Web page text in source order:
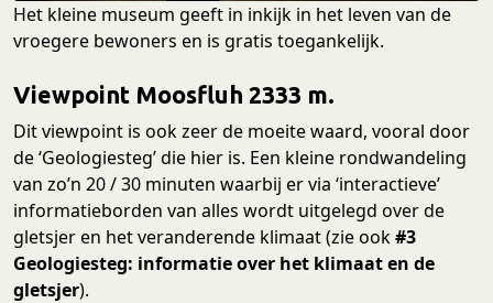
Het kleine museum geeft in inkijk in het leven van de
vroegere bewoners en is gratis toegankelijk.
Viewpoint Moosfluh 2333 m.
Dit viewpoint is ook zeer de moeite waard, vooral door
de ‘Geologiesteg’ die hier is. Een kleine rondwandeling
van zo’n 20 / 30 minuten waarbij er via ‘interactieve’
informatieborden van alles wordt uitgelegd over de
gletsjer en het veranderende klimaat (zie ook#3
Geologiesteg: informatie over het klimaat en de
gletsjer).